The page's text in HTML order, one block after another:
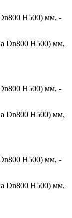
H500) мм, -
H500) мм, -
H500) мм, -